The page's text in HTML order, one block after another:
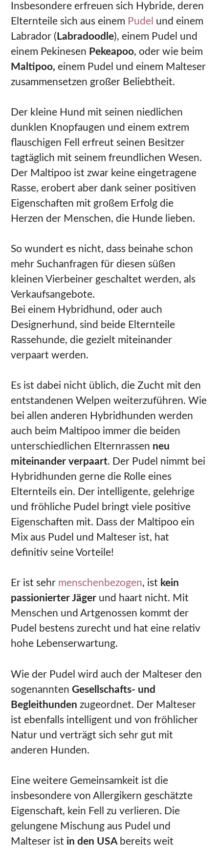
Insbesondere erfreuen sich Hybride, deren
Elternteile sich aus einem Pudel und einem
Labrador ( Labradoodle), einem Pudel und
einem Pekinesen Pekeapoo, oder wie beim
Maltipoo, einem Pudel und einem Malteser
zusammensetzen großer Beliebtheit.
Der kleine Hund mit seinen niedlichen
dunklen Knopfaugen und einem extrem
flauschigen Fell erfreut seinen Besitzer
tagtäglich mit seinem freundlichen Wesen.
Der Maltipoo ist zwar keine eingetragene
Rasse, erobert aber dank seiner positiven
Eigenschaften mit großem Erfolg die
Herzen der Menschen, die Hunde lieben.
So wundert es nicht, dass beinahe schon
mehr Suchanfragen für diesen süßen
kleinen Vierbeiner geschaltet werden, als
Verkaufsangebote.
Bei einem Hybridhund, oder auch
Designerhund, sind beide Elternteile
Rassehunde, die gezielt miteinander
verpaart werden.
Es ist dabei nicht üblich, die Zucht mit den
entstandenen Welpen weiterzuführen. Wie
bei allen anderen Hybridhunden werden
auch beim Maltipoo immer die beiden
unterschiedlichen Elternrassen neu
miteinander verpaart. Der Pudel nimmt bei
Hybridhunden gerne die Rolle eines
Elternteils ein. Der intelligente, gelehrige
und fröhliche Pudel bringt viele positive
Eigenschaften mit. Dass der Maltipoo ein
Mix aus Pudel und Malteser ist, hat
definitiv seine Vorteile!
Er ist sehr menschenbezogen, ist kein
passionierter Jäger und haart nicht. Mit
Menschen und Artgenossen kommt der
Pudel bestens zurecht und hat eine relativ
hohe Lebenserwartung.
Wie der Pudel wird auch der Malteser den
sogenannten Gesellschafts- und
Begleithunden zugeordnet. Der Malteser
ist ebenfalls intelligent und von fröhlicher
Natur und verträgt sich sehr gut mit
anderen Hunden.
Eine weitere Gemeinsamkeit ist die
insbesondere von Allergikern geschätzte
Eigenschaft, kein Fell zu verlieren. Die
gelungene Mischung aus Pudel und
Malteser ist in den USA bereits weit